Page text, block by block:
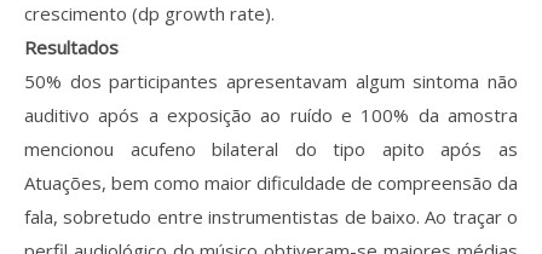
crescimento (dp growth rate).
Resultados
50% dos participantes apresentavam algum sintoma não
auditivo após a exposição ao ruído e 100% da amostra
mencionou acufeno bilateral do tipo apito após as
Atuações, bem como maior dificuldade de compreensão da
fala, sobretudo entre instrumentistas de baixo. Ao traçar o